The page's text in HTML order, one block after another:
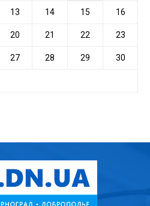
13 14 15 16
20 21 22 23
27 28 29 30